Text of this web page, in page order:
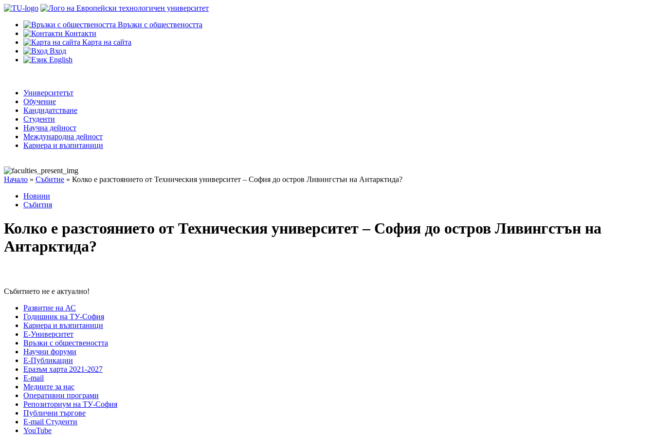
Връзки с обществеността
Контакти
Карта на сайта
Вход
English
Университетът
Обучение
Кандидатстване
Студенти
Научна дейност
Международна дейност
Кариера и възпитаници
Начало » Събитие » Колко е разстоянието от Техническия университет – София до остров Ливингстън на Антарктида?
Новини
Събития
Колко е разстоянието от Техническия университет – София до остров Ливингстън на
Антарктида?
Събитието не е актуално!
Развитие на АС
Годишник на ТУ-София
Кариера и възпитаници
Е-Университет
Връзки с обществеността
Научни форуми
Е-Публикации
Еразъм харта 2021-2027
E-mail
Медиите за нас
Оперативни програми
Репозиториум на ТУ-София
Публични търгове
Е-mail Студенти
YouTube